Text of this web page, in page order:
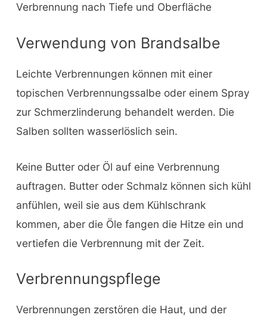
Verbrennung nach Tiefe und Oberfläche
Verwendung von Brandsalbe
Leichte Verbrennungen können mit einer
topischen Verbrennungssalbe oder einem Spray
zur Schmerzlinderung behandelt werden. Die
Salben sollten wasserlöslich sein.
Keine Butter oder Öl auf eine Verbrennung
auftragen. Butter oder Schmalz können sich kühl
anfühlen, weil sie aus dem Kühlschrank
kommen, aber die Öle fangen die Hitze ein und
vertiefen die Verbrennung mit der Zeit.
Verbrennungspflege
Verbrennungen zerstören die Haut, und der